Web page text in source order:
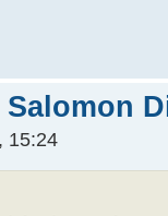
15:24